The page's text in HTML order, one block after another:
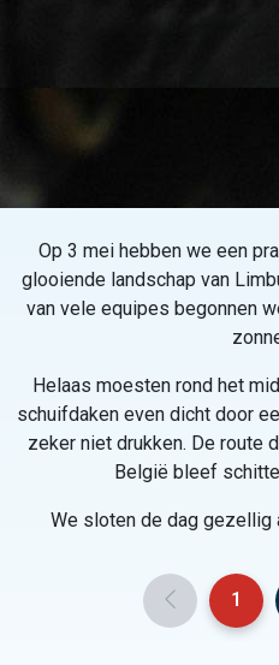
Op 3 mei hebben we een
glooiende landschap van
van vele equipes begonnen
Helaas moesten rond het
schuifdaken even dicht door
zeker niet drukken. De route
België bleef
We sloten de dag gezellig
1